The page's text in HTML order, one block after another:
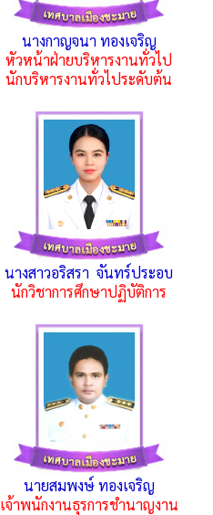
นางกาญจนา ทองเจริญ
หัวหน้าฝ่ายบริหารงานทั่วไป
นักบริหารงานทั่วไประดับต้น
นางสาวอริสรา จันทร์ประอบ
นักวิชาการศึกษาปฏิบัติการ
นายสมพงษ์ ทองเจริญ
เจ้าพนักงานธุรการชำนาญงาน